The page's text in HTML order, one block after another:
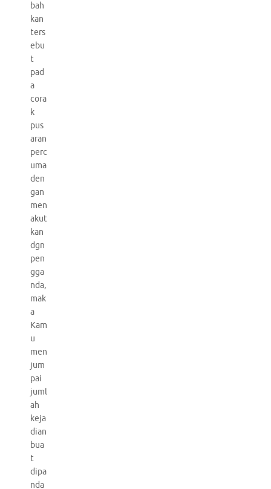
bah
kan
ters
ebu
t
pad
a
cora
k
pus
aran
perc
uma
den
gan
men
akut
kan
dgn
pen
gga
nda,
mak
a
Kam
u
men
jum
pai
juml
ah
keja
dian
bua
t
dipa
nda